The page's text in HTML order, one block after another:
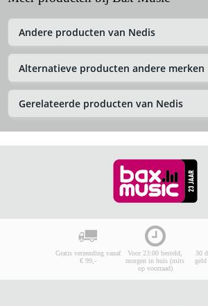
Andere producten van Nedis
Alternatieve producten andere merken
Gerelateerde producten van Nedis
Gratis verzending vanaf
€ 99,-
Voor 23:00 besteld,
morgen in huis (mits
op voorraad)
30
geld